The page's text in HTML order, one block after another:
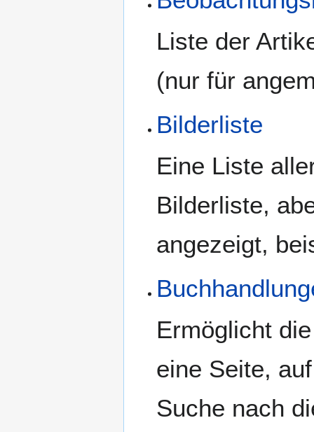
Liste der
(nur für
Bilderliste
Eine Liste
Bilderliste,
angezeigt,
Ermöglicht
eine Seite,
Suche nach